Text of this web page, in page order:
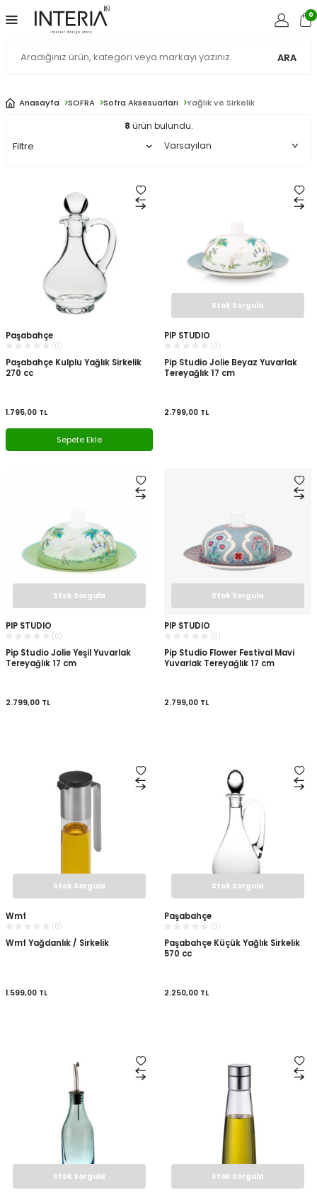
ARA
0
Anasayfa SOFRA Sofra Aksesuarları Yağlık ve Sirkelik
Filtre
8 ürün bulundu.
Paşabahçe
(0)
Paşabahçe Kulplu Yağlık Sirkelik
270 cc
1.795,00 TL
Sepete Ekle
Stok Sorgula
PIP STUDIO
(0)
Pip Studio Jolie Beyaz Yuvarlak
Tereyağlık 17 cm
2.799,00 TL
Stok Sorgula
PIP STUDIO
(0)
Pip Studio Jolie Yeşil Yuvarlak
Tereyağlık 17 cm
2.799,00 TL
Stok Sorgula
PIP STUDIO
(0)
Pip Studio Flower Festival Mavi
Yuvarlak Tereyağlık 17 cm
2.799,00 TL
Stok Sorgula
Wmf
(0)
Wmf Yağdanlık / Sirkelik
1.599,00 TL
Stok Sorgula
Paşabahçe
(0)
Paşabahçe Küçük Yağlık Sirkelik
570 cc
2.250,00 TL
Stok Sorgula Stok Sorgula